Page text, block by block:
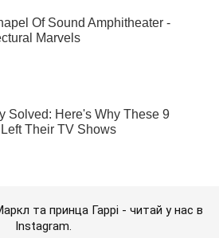
та принца Гаррі - читай у нас в
Instagram.